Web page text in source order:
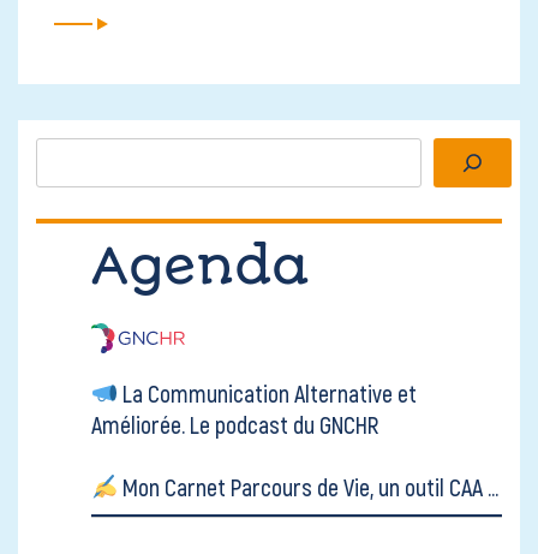
Agenda
La Communication Alternative et
Améliorée. Le podcast du GNCHR
Mon Carnet Parcours de Vie, un outil CAA ...